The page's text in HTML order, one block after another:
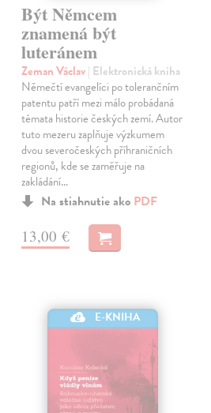
Být Němcem
znamená být
luteránem
Zeman Václav| Elektronická kniha
Němečtí evangelíci po tolerančním
patentu patří mezi málo probádaná
témata historie českých zemí. Autor
tuto mezeru zaplňuje výzkumem
dvou severočeských příhraničních
regionů, kde se zaměřuje na
zakládání…
Na stiahnutie ako PDF
13,00 €
E-KNIHA